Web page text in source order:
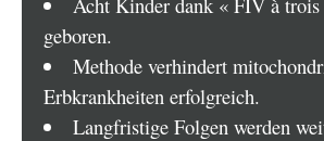
geboren.
Methode verhindert
Erbkrankheiten erfolgreich.
Langfristige Folgen werden